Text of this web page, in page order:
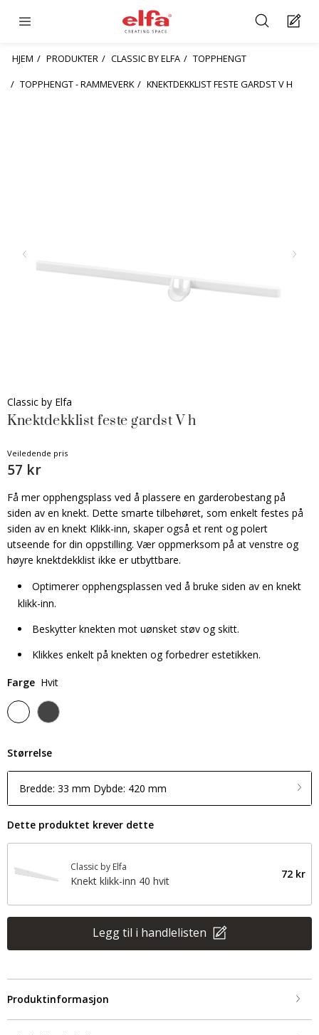
HJEM PRODUKTER CLASSIC BY ELFA
TOPPHENGT
TOPPHENGT - RAMMEVERK
KNEKTDEKKLIST FESTE GARDST V H
Classic by Elfa
Knektdekklist feste gardst V h
Veiledende pris
57 kr
Få mer opphengsplass ved å plassere en garderobestang på
siden av en knekt. Dette smarte tilbehøret, som enkelt festes på
siden av en knekt Klikk-inn, skaper også et rent og polert
utseende for din oppstilling. Vær oppmerksom på at venstre og
høyre knektdekklist ikke er utbyttbare.
Optimerer opphengsplassen ved å bruke siden av en knekt
klikk-inn.
Beskytter knekten mot uønsket støv og skitt.
Klikkes enkelt på knekten og forbedrer estetikken.
Farge Hvit
Størrelse
Bredde: 33 mm Dybde: 420 mm
Dette produktet krever dette
Classic by Elfa
Knekt klikk-inn 40 hvit
72 kr
Legg til i handlelisten
Produktinformasjon